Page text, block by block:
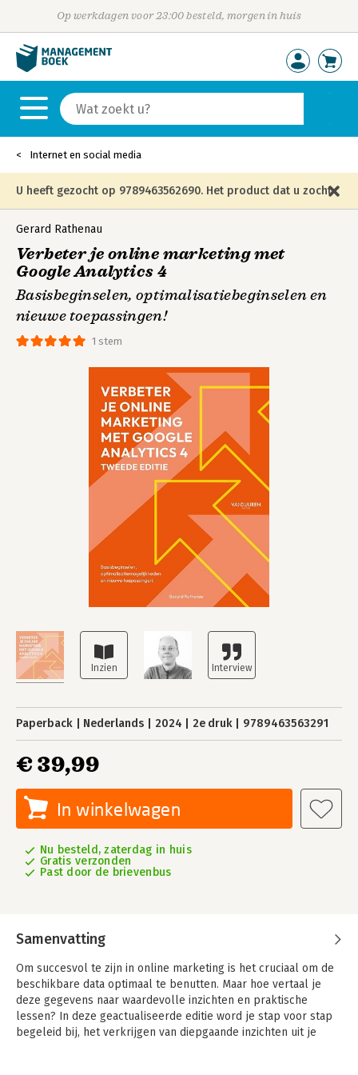
Op werkdagen voor 23:00 besteld, morgen in huis
Internet en social media
U heeft gezocht op 9789463562690. Het product dat u zocht
is niet meer in die editie leverbaar en is vervangen door de
onderstaande editie.
1 stem
Gerard Rathenau
Verbeter je online marketing met
Google Analytics 4
Basisbeginselen, optimalisatiebeginselen en
nieuwe toepassingen!
Paperback Nederlands 2024 2e druk 9789463563291
€ 39,99
In winkelwagen
Nu besteld, zaterdag in huis
Gratis verzonden
Past door de brievenbus
Samenvatting
Om succesvol te zijn in online marketing is het cruciaal om de
beschikbare data optimaal te benutten. Maar hoe vertaal je
deze gegevens naar waardevolle inzichten en praktische
lessen? In deze geactualiseerde editie word je stap voor stap
begeleid bij, het verkrijgen van diepgaande inzichten uit je